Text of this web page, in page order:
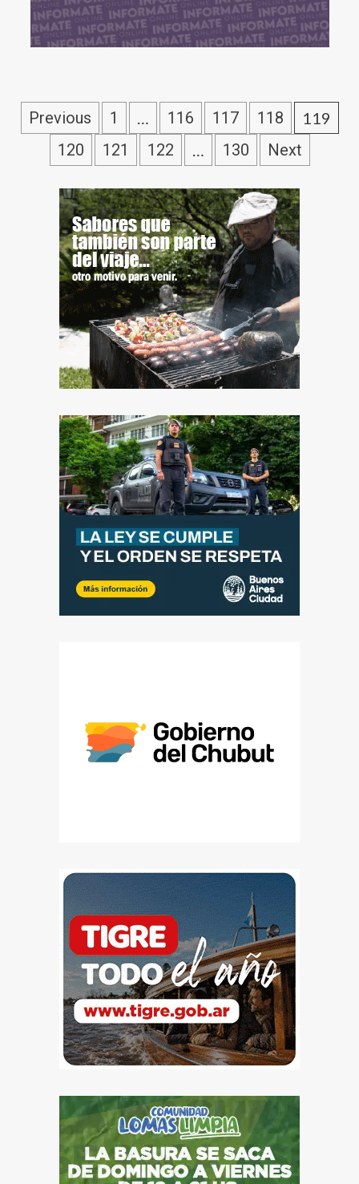
Previous 1 116 117 118
119
120
121 122 130 Next